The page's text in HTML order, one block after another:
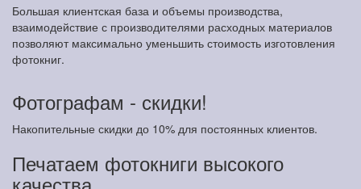
Большая клиентская база и объемы производства,
взаимодействие с производителями расходных материалов
позволяют максимально уменьшить стоимость изготовления
фотокниг.
Фотографам - скидки!
Накопительные скидки до 10% для постоянных клиентов.
Печатаем фотокниги высокого